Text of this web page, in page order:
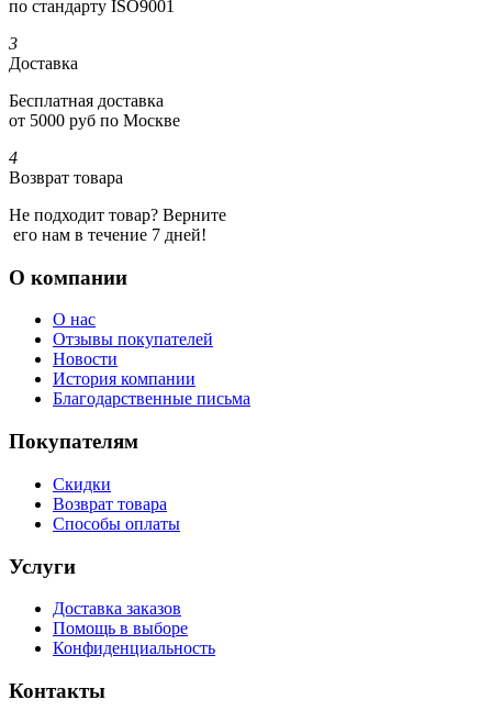
по стандарту ISO9001
3
Доставка
Бесплатная доставка
от 5000 руб по Москве
4
Возврат товара
Не подходит товар? Верните
его нам в течение 7 дней!
О компании
О нас
Отзывы покупателей
Новости
История компании
Благодарственные письма
Покупателям
Скидки
Возврат товара
Способы оплаты
Услуги
Доставка заказов
Помощь в выборе
Конфиденциальность
Контакты